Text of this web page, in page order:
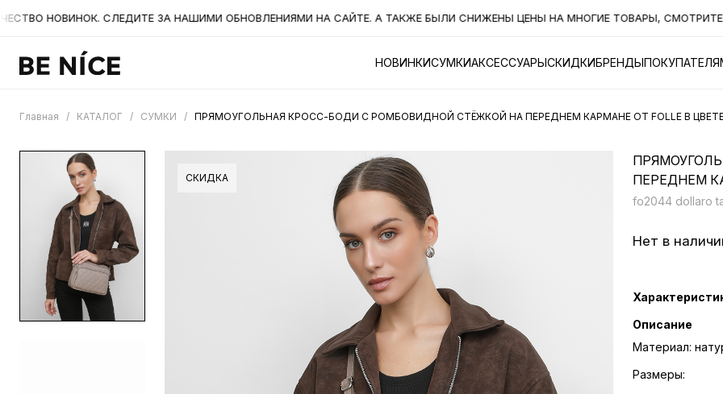
НОВИНОК. СЛЕДИТЕ ЗА НАШИМИ ОБНОВЛЕНИЯМИ НА САЙТЕ. А ТАКЖЕ БЫЛИ СНИЖЕНЫ ЦЕНЫ НА МНОГИЕ ТОВАРЫ, СМОТРИТЕ
НОВИНКИСУМКИАКСЕССУАРЫСКИДКИБРЕНДЫ
Главная / КАТАЛОГ / СУМКИ / ПРЯМОУГОЛЬНАЯ КРОСС-БОДИ С РОМБОВИДНОЙ СТЁЖКОЙ НА ПЕРЕДНЕМ КАРМАНЕ ОТ FOLLE В
СКИДКА
ПЕРЕДНЕМ
fo2044 dollaro
Нет в
Описание
Материал:
Размеры: